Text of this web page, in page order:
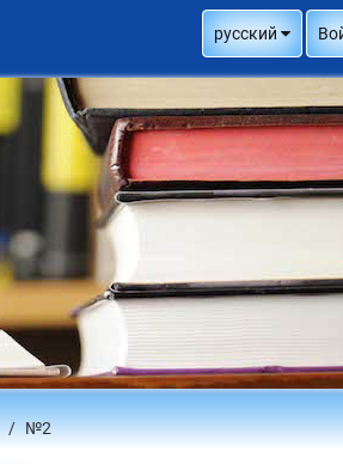
русский
№2